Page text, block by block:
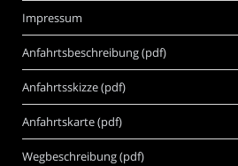
Impressum
Anfahrtsbeschreibung (pdf)
Anfahrtsskizze (pdf)
Anfahrtskarte (pdf)
Wegbeschreibung (pdf)